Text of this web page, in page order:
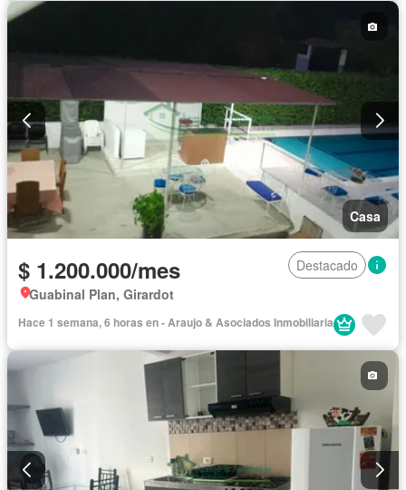
Casa
$ 1.200.000/mes
Destacado
Guabinal Plan, Girardot
Hace 1 semana, 6 horas en - Araujo & Asociados Inmobiliaria